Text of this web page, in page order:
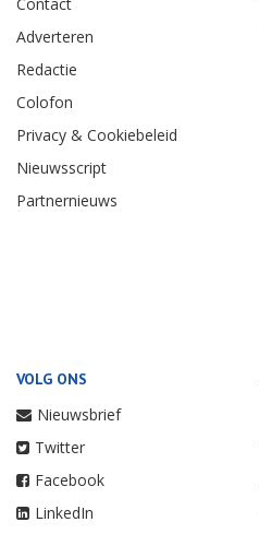
Adverteren
Redactie
Colofon
Privacy & Cookiebeleid
Nieuwsscript
Partnernieuws
VOLG ONS
Nieuwsbrief
Twitter
Facebook
LinkedIn